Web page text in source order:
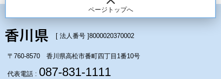
ページトップへ
[ 法人番号 ]8000020370002
〒760-8570 香川県高松市番町四丁目1番10号
代表電話 : 087-831-1111